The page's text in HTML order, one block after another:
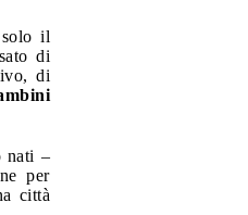
solo il
di
di
nati –
per
città